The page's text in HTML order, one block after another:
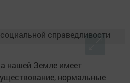
нашей Земле имеет
нормальные